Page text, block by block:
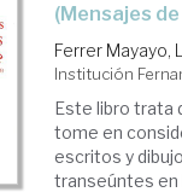
(Mensajes
Ferrer Mayayo,
Institución
Este libro trata
tome en
escritos y
transeúntes en